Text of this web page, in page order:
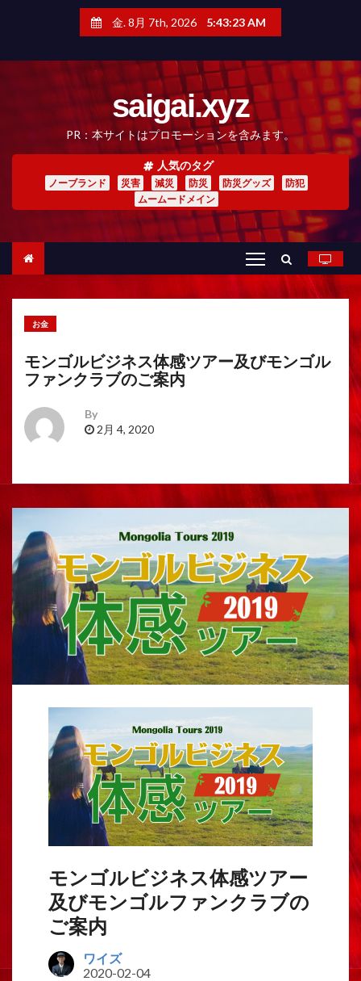
金. 8月 7th, 2026 5:43:24 AM
saigai.xyz
PR：本サイトはプロモーションを含みます。
人気のタグ
ノーブランド 災害 減災 防災 防災グッズ
防犯
ムームードメイン
お金
モンゴルビジネス体感ツアー及びモンゴル
ファンクラブのご案内
By
2月 4, 2020
モンゴルビジネス体感ツアー
及びモンゴルファンクラブの
ご案内
ワイズ
2020-02-04